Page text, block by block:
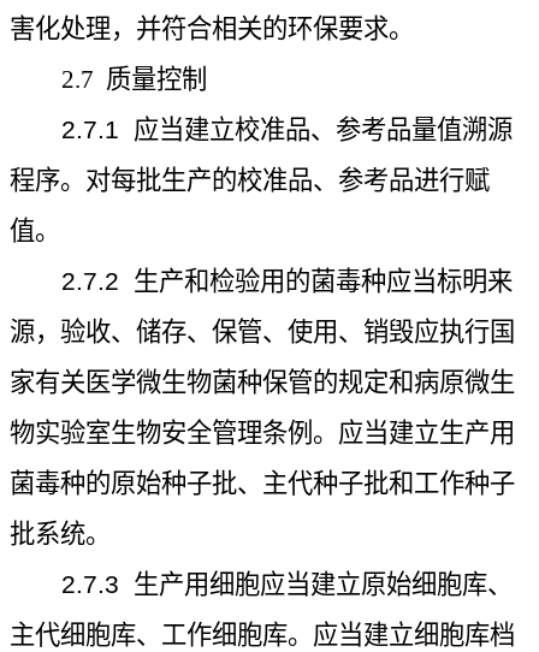
害化处理，并符合相关的环保要求。
2.7 质量控制
2.7.1 应当建立校准品、参考品量值溯源
程序。对每批生产的校准品、参考品进行赋
值。
2.7.2 生产和检验用的菌毒种应当标明来
源，验收、储存、保管、使用、销毁应执行国
家有关医学微生物菌种保管的规定和病原微生
物实验室生物安全管理条例。应当建立生产用
菌毒种的原始种子批、主代种子批和工作种子
批系统。
2.7.3 生产用细胞应当建立原始细胞库、
主代细胞库、工作细胞库。应当建立细胞库档